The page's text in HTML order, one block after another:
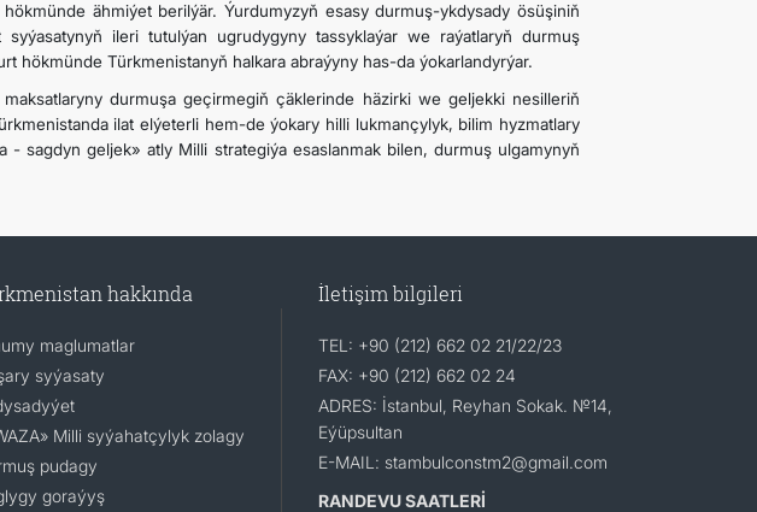
ähmiýet berilýär. Ýurdumyzyň esasy durmuş-ykdysady ösüşiniň
ileri tutulýan ugrudygyny tassyklaýar we raýatlaryň durmuş
hökmünde Türkmenistanyň halkara abraýyny has-da ýokarlandyrýar.
durmuşa geçirmegiň çäklerinde häzirki we geljekki nesilleriň
ilat elýeterli hem-de ýokary hilli lukmançylyk, bilim hyzmatlary
sagdyn geljek» atly Milli strategiýa esaslanmak bilen, durmuş ulgamynyň
hakkında
maglumatlar
syýasaty
Milli syýahatçylyk zolagy
pudagy
goraýyş
İletişim bilgileri
TEL: +90 (212) 662 02 21/22/23
FAX: +90 (212) 662 02 24
ADRES: İstanbul, Reyhan Sokak. №14,
Eýüpsultan
E-MAIL: stambulconstm2@gmail.com
RANDEVU SAATLERİ